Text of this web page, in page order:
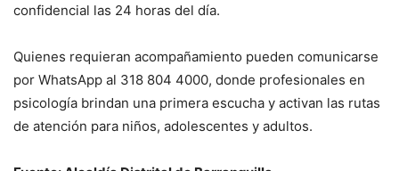
confidencial las 24 horas del día.
Quienes requieran acompañamiento pueden comunicarse
por WhatsApp al 318 804 4000, donde profesionales en
psicología brindan una primera escucha y activan las rutas
de atención para niños, adolescentes y adultos.